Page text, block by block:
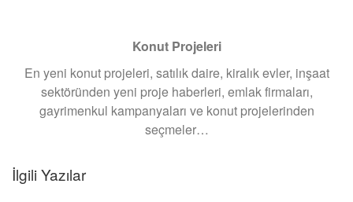
Konut Projeleri
En yeni konut projeleri, satılık daire, kiralık evler, inşaat
sektöründen yeni proje haberleri, emlak firmaları,
gayrimenkul kampanyaları ve konut projelerinden
seçmeler…
İlgili Yazılar
ödülleri topluyor!